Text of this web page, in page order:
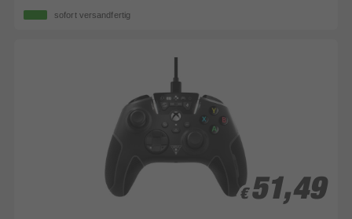
sofort versandfertig
€ 51,49
€ 51,49